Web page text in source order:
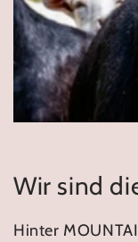
Wir sind
Hinter